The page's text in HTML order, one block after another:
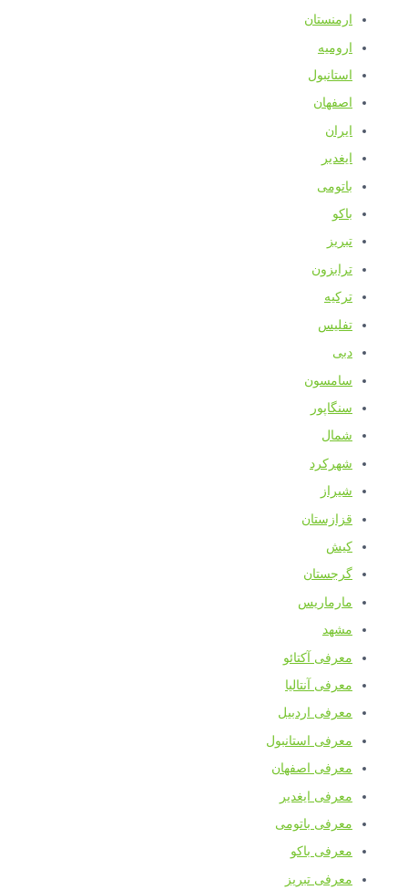
ارمنستان
ارومیه
استانبول
اصفهان
ایران
ایغدیر
باتومی
باکو
تبریز
ترابزون
ترکیه
تفلیس
دبی
سامسون
سنگاپور
شمال
شهرکرد
شیراز
قزازستان
کیش
گرجستان
مارماریس
مشهد
معرفی آکتائو
معرفی آنتالیا
معرفی اردبیل
معرفی استانبول
معرفی اصفهان
معرفی ایغدیر
معرفی باتومی
معرفی باکو
معرفی تبریز